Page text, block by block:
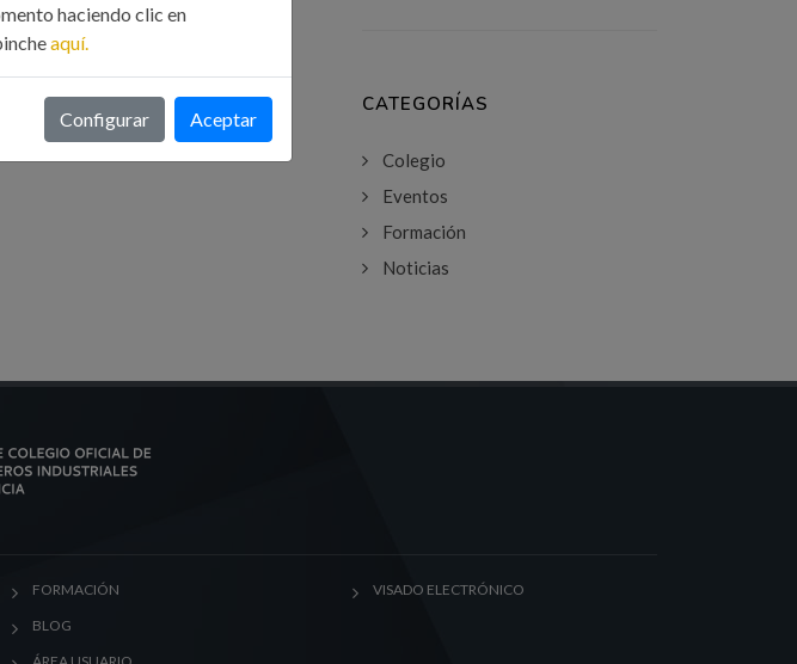
CATEGORÍAS
Colegio
Eventos
Formación
Noticias
FORMACIÓN
BLOG
VISADO ELECTRÓNICO
haciendo clic en
aquí.
Configurar Aceptar